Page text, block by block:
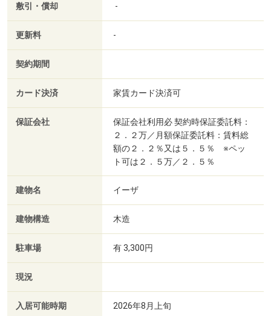
敷引・償却 -
更新料 -
契約期間
カード決済 家賃カード決済可
保証会社
保証会社利用必 契約時保証委託料：
２．２万／月額保証委託料：賃料総
額の２．２％又は５．５％ ※ペッ
ト可は２．５万／２．５％
建物名 イーザ
建物構造 木造
駐車場 有 3,300円
現況
入居可能時期 2026年8月上旬